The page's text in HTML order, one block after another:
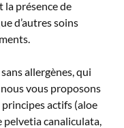
présence de
d’autres soins
allergènes, qui
vous proposons
actifs (aloe
pelvetia canaliculata,